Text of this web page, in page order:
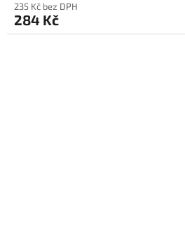
235 Kč bez DPH
284 Kč